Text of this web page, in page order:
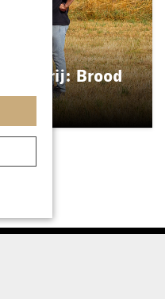
bakkerij: Brood